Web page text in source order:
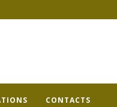
CONTACTS